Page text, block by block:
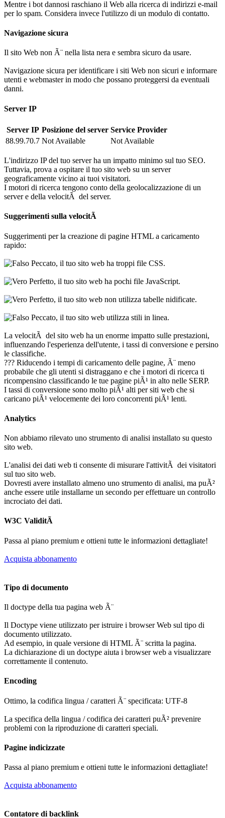
Mentre i bot dannosi raschiano il Web alla ricerca di indirizzi e-mail
per lo spam. Considera invece l'utilizzo di un modulo di contatto.
Navigazione sicura
Il sito Web non Ã¨ nella lista nera e sembra sicuro da usare.
Navigazione sicura per identificare i siti Web non sicuri e informare
utenti e webmaster in modo che possano proteggersi da eventuali
danni.
Server IP
Server IP Posizione del server Service Provider
88.99.70.7 Not Available Not Available
L'indirizzo IP del tuo server ha un impatto minimo sul tuo SEO.
Tuttavia, prova a ospitare il tuo sito web su un server
geograficamente vicino ai tuoi visitatori.
I motori di ricerca tengono conto della geolocalizzazione di un
server e della velocitÃ del server.
Suggerimenti sulla velocitÃ
Suggerimenti per la creazione di pagine HTML a caricamento
rapido:
Peccato, il tuo sito web ha troppi file CSS.
Perfetto, il tuo sito web ha pochi file JavaScript.
Perfetto, il tuo sito web non utilizza tabelle nidificate.
Peccato, il tuo sito web utilizza stili in linea.
La velocitÃ del sito web ha un enorme impatto sulle prestazioni,
influenzando l'esperienza dell'utente, i tassi di conversione e persino
le classifiche.
??? Riducendo i tempi di caricamento delle pagine, Ã¨ meno
probabile che gli utenti si distraggano e che i motori di ricerca ti
ricompensino classificando le tue pagine piÃ¹ in alto nelle SERP.
I tassi di conversione sono molto piÃ¹ alti per siti web che si
caricano piÃ¹ velocemente dei loro concorrenti piÃ¹ lenti.
Analytics
Non abbiamo rilevato uno strumento di analisi installato su questo
sito web.
L'analisi dei dati web ti consente di misurare l'attivitÃ dei visitatori
sul tuo sito web.
Dovresti avere installato almeno uno strumento di analisi, ma puÃ²
anche essere utile installarne un secondo per effettuare un controllo
incrociato dei dati.
W3C ValiditÃ
Passa al piano premium e ottieni tutte le informazioni dettagliate!
Acquista abbonamento
Tipo di documento
Il doctype della tua pagina web Ã¨
Il Doctype viene utilizzato per istruire i browser Web sul tipo di
documento utilizzato.
Ad esempio, in quale versione di HTML Ã¨ scritta la pagina.
La dichiarazione di un doctype aiuta i browser web a visualizzare
correttamente il contenuto.
Encoding
Ottimo, la codifica lingua / caratteri Ã¨ specificata: UTF-8
La specifica della lingua / codifica dei caratteri puÃ² prevenire
problemi con la riproduzione di caratteri speciali.
Pagine indicizzate
Passa al piano premium e ottieni tutte le informazioni dettagliate!
Acquista abbonamento
Contatore di backlink